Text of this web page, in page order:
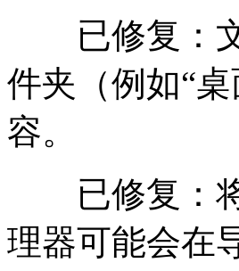
已修复：文
件夹（例如“
容。
已修复：将
理器可能会在